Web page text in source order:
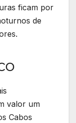
ficam por
de
valor um
Cabos